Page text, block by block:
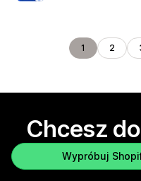
1 2
Chcesz
Wypróbuj